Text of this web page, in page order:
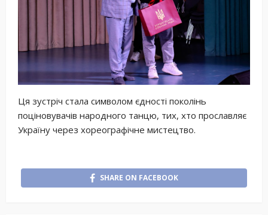
Ця зустріч стала символом єдності поколінь
поціновувачів народного танцю, тих, хто прославляє
Україну через хореографічне мистецтво.
SHARE ON FACEBOOK